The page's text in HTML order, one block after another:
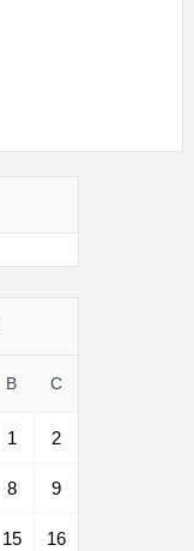
B C
1 2
8 9
15 16